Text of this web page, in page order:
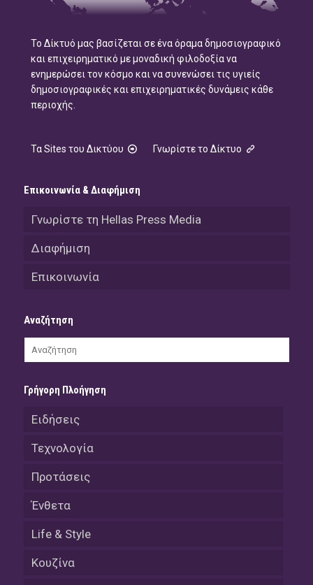
Το Δίκτυό μας βασίζεται σε ένα όραμα δημοσιογραφικό
και επιχειρηματικό με μοναδική φιλοδοξία να
ενημερώσει τον κόσμο και να συνενώσει τις υγιείς
δημοσιογραφικές και επιχειρηματικές δυνάμεις κάθε
περιοχής.
Τα Sites του Δικτύου Γνωρίστε το Δίκτυο
Επικοινωνία & Διαφήμιση
Γνωρίστε τη Hellas Press Media
Διαφήμιση
Επικοινωνία
Αναζήτηση
Γρήγορη Πλοήγηση
Ειδήσεις
Τεχνολογία
Προτάσεις
Ένθετα
Life & Style
Κουζίνα